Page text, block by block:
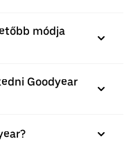
módja
Goodyear